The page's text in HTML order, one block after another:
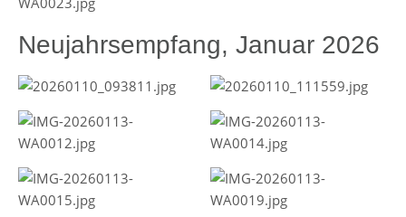
Neujahrsempfang, Januar 2026